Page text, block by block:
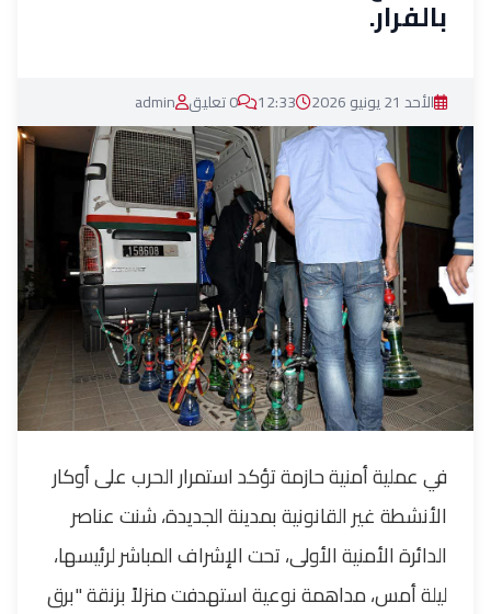
بالفرار.
الأحد 21 يونيو 2026 12:33 0 تعليق admin
في عملية أمنية حازمة تؤكد استمرار الحرب على أوكار
الأنشطة غير القانونية بمدينة الجديدة، شنت عناصر
الدائرة الأمنية الأولى، تحت الإشراف المباشر لرئيسها،
ليلة أمس، مداهمة نوعية استهدفت منزلاً بزنقة "برق